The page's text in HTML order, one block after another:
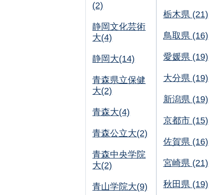
(2)
静岡文化芸術
大(4)
静岡大(14)
青森県立保健
大(2)
青森大(4)
青森公立大(2)
青森中央学院
大(2)
青山学院大(9)
栃木県 (21)
鳥取県 (16)
愛媛県 (19)
大分県 (19)
新潟県 (19)
京都市 (15)
佐賀県 (16)
宮崎県 (21)
秋田県 (19)